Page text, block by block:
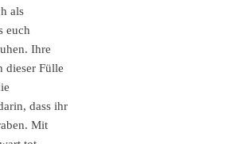
als
euch
Ihre
dieser Fülle
dass ihr
Mit